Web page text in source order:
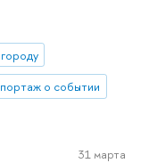
о событии
31 марта